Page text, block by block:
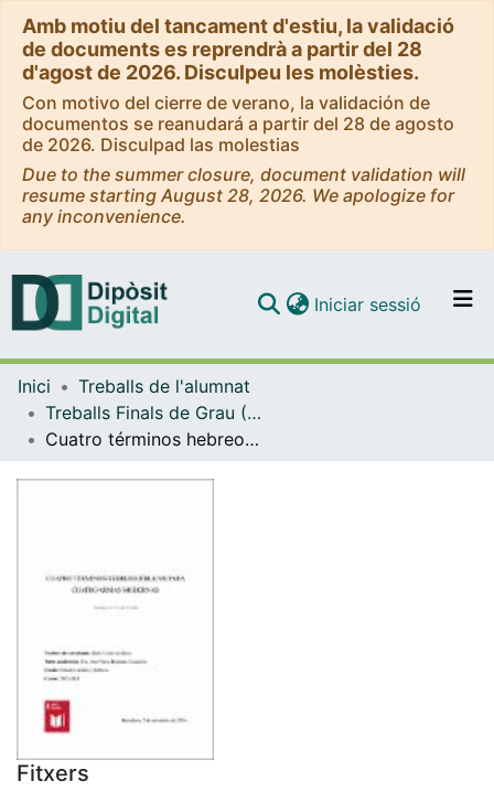
Amb motiu del tancament d'estiu, la validació
de documents es reprendrà a partir del 28
d'agost de 2026. Disculpeu les molèsties.
Con motivo del cierre de verano, la validación de
documentos se reanudará a partir del 28 de agosto
de 2026. Disculpad las molestias
Due to the summer closure, document validation will
resume starting August 28, 2026. We apologize for
any inconvenience.
Navega per tot el DD
Iniciar sessió (current)
Inici
Treballs de l'alumnat
Treballs Finals de Grau (TFG) - Estudis Àrabs i Hebreus
Cuatro términos hebreos bíblicos para cuatro armas modernas
Fitxers